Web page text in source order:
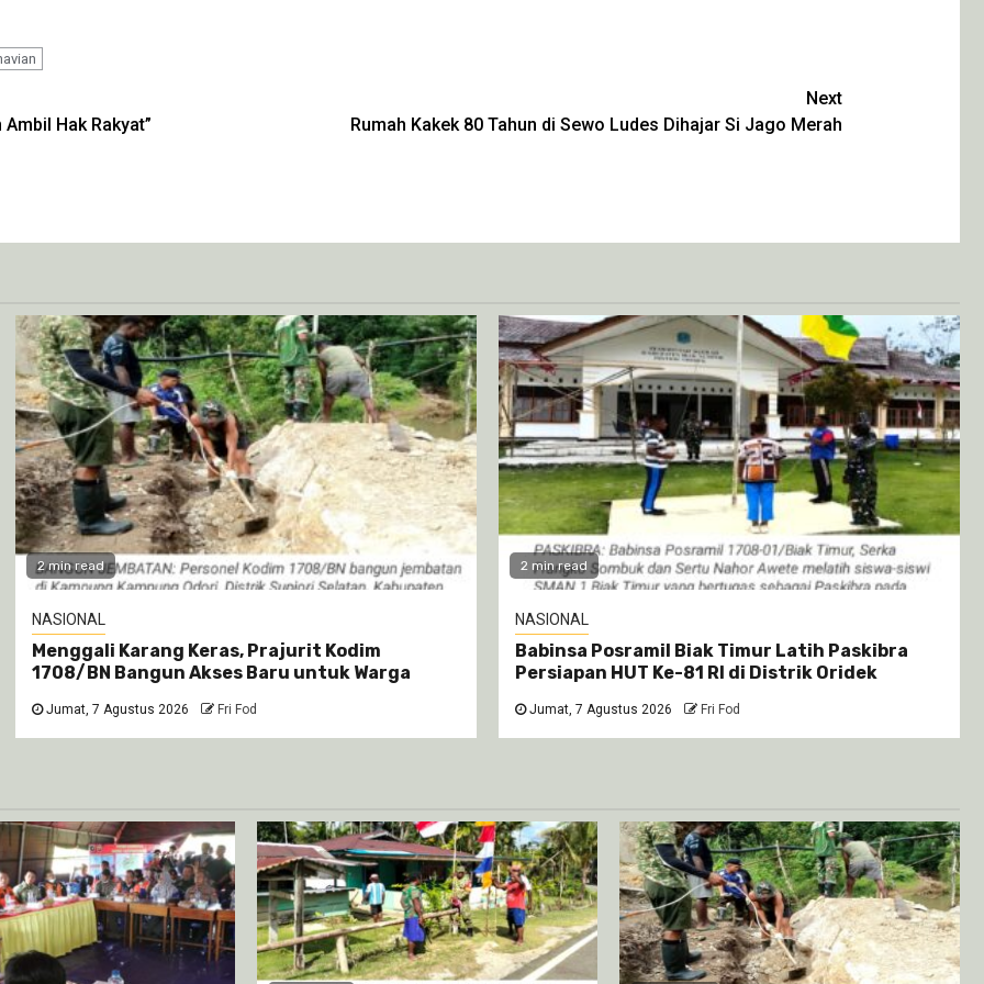
Hak Rakyat”
Next
Rumah Kakek 80 Tahun di Sewo Ludes Dihajar Si Jago Merah
2 min read
NASIONAL
Menggali Karang Keras, Prajurit Kodim
1708/BN Bangun Akses Baru untuk Warga
Jumat, 7 Agustus 2026 Fri Fod
2 min read
NASIONAL
Babinsa Posramil Biak Timur Latih Paskibra
Persiapan HUT Ke-81 RI di Distrik Oridek
Jumat, 7 Agustus 2026 Fri Fod